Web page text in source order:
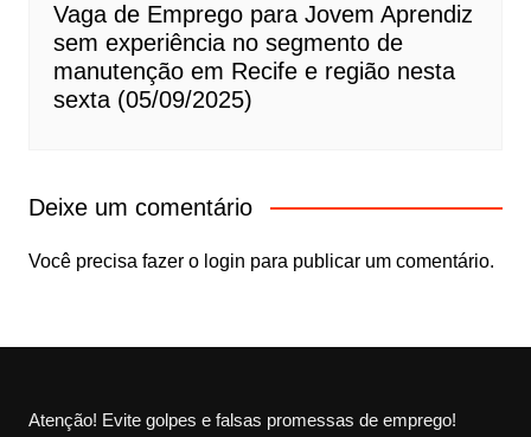
Vaga de Emprego para Jovem Aprendiz
sem experiência no segmento de
manutenção em Recife e região nesta
sexta (05/09/2025)
Deixe um comentário
Você precisa fazer o login para publicar um comentário.
Atenção! Evite golpes e falsas promessas de emprego!